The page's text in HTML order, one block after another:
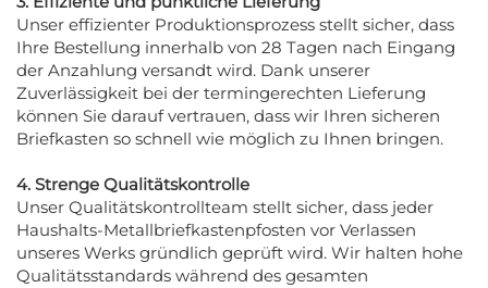
Unser effizienter Produktionsprozess stellt sicher, dass
Ihre Bestellung innerhalb von 28 Tagen nach Eingang
der Anzahlung versandt wird. Dank unserer
Zuverlässigkeit bei der termingerechten Lieferung
können Sie darauf vertrauen, dass wir Ihren sicheren
Briefkasten so schnell wie möglich zu Ihnen bringen.
4. Strenge Qualitätskontrolle
Unser Qualitätskontrollteam stellt sicher, dass jeder
Haushalts-Metallbriefkastenpfosten vor Verlassen
unseres Werks gründlich geprüft wird. Wir halten hohe
Qualitätsstandards während des gesamten